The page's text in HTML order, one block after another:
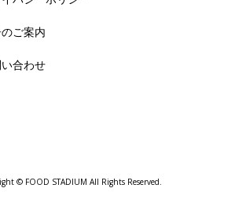
ご案内
合わせ
© FOOD STADIUM All Rights Reserved.